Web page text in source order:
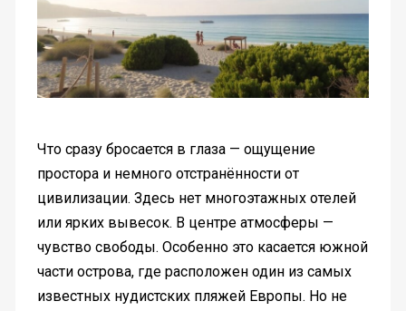
Что сразу бросается в глаза — ощущение
простора и немного отстранённости от
цивилизации. Здесь нет многоэтажных отелей
или ярких вывесок. В центре атмосферы —
чувство свободы. Особенно это касается южной
части острова, где расположен один из самых
известных нудистских пляжей Европы. Но не